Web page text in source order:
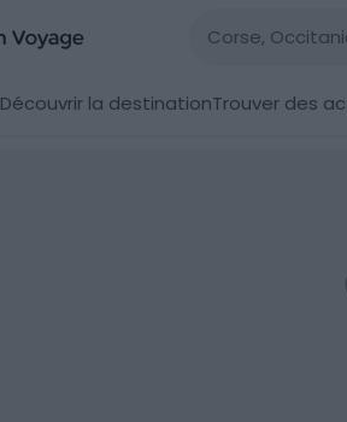
Découvrir la destinationTrouver des